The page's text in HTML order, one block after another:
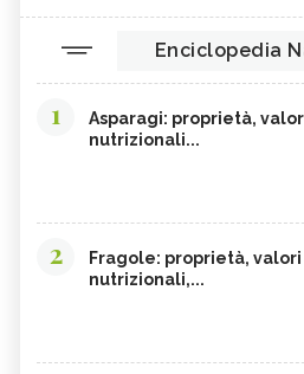
Enciclopedia
1
Asparagi: proprietà,
nutrizionali...
2
Fragole: proprietà, valori
nutrizionali,...